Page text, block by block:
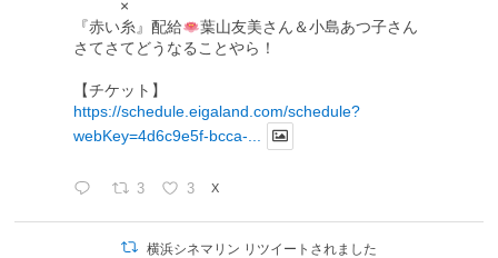
×
『赤い糸』配給
葉山友美さん＆小島あつ子さん
さてさてどうなることやら！
【チケット】
https://schedule.eigaland.com/schedule?
webKey=4d6c9e5f-bcca-...
3 3 X
横浜シネマリン リツイートされました